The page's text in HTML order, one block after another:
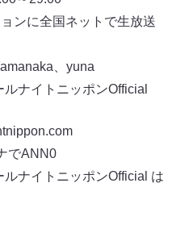
ンに全国ネットで生放送
、yuna
ナイトニッポンOfficial
でANN0
ナイトニッポンOfficial は